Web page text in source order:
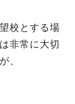
校とする場
非常に大切
、